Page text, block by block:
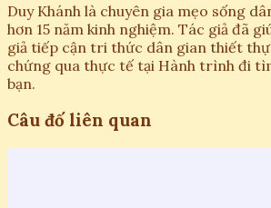
Duy Khánh là chuyên gia mẹo sống
hơn 15 năm kinh nghiệm. Tác giả đã
giả tiếp cận tri thức dân gian thiết
chứng qua thực tế tại Hành trình đi
bạn.
Câu đố liên quan